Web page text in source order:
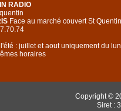
RADIO
Face au marché couvert St
: juillet et aout uniquement du
horaires
Copyright ©
Siret :